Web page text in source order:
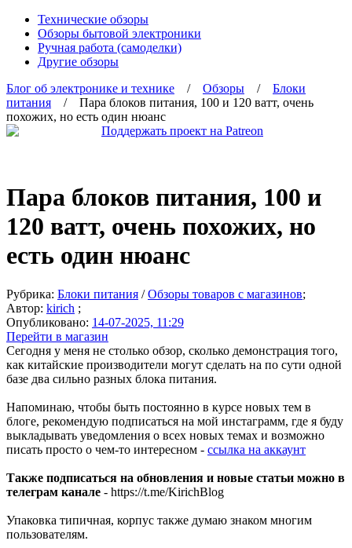
Технические обзоры
Обзоры бытовой электроники
Ручная работа (самоделки)
Другие обзоры
Блог об электронике и технике / Обзоры / Блоки
питания / Пара блоков питания, 100 и 120 ватт, очень
похожих, но есть один нюанс
Пара блоков питания, 100 и
120 ватт, очень похожих, но
есть один нюанс
Рубрика: Блоки питания /Обзоры товаров с магазинов;
Автор: kirich ;
Опубликовано: 14-07-2025, 11:29
Перейти в магазин
Сегодня у меня не столько обзор, сколько демонстрация того,
как китайские производители могут сделать на по сути одной
базе два сильно разных блока питания.
Напоминаю, чтобы быть постоянно в курсе новых тем в
блоге, рекомендую подписаться на мой инстаграмм, где я буду
выкладывать уведомления о всех новых темах и возможно
писать просто о чем-то интересном - ссылка на аккаунт
Также подписаться на обновления и новые статьи можно в
телеграм канале - https://t.me/KirichBlog
Упаковка типичная, корпус также думаю знаком многим
пользователям.